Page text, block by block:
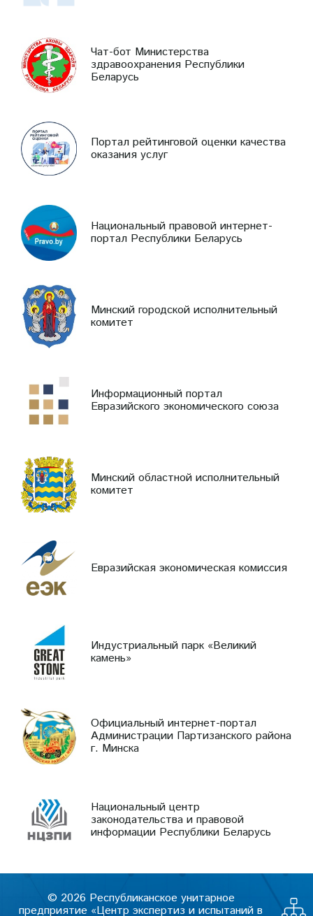
Чат-бот Министерства
здравоохранения Республики
Беларусь
Портал рейтинговой оценки качества
оказания услуг
Национальный правовой интернет-
портал Республики Беларусь
Минский городской исполнительный
комитет
Информационный портал
Евразийского экономического союза
Минский областной исполнительный
комитет
Евразийская экономическая комиссия
Индустриальный парк «Великий
камень»
Официальный интернет-портал
Администрации Партизанского района
г. Минска
Национальный центр
законодательства и правовой
информации Республики Беларусь
© 2026 Республиканское унитарное
предприятие «Центр экспертиз и испытаний в